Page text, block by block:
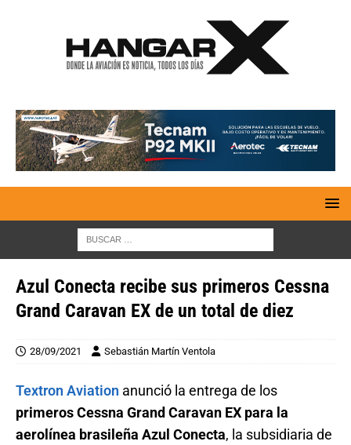
Azul Conecta recibe sus primeros Cessna
Grand Caravan EX de un total de diez
28/09/2021 Sebastián Martín Ventola
Textron Aviation anunció la entrega de los
primeros Cessna Grand Caravan EX para la
aerolínea brasileña Azul Conecta, la subsidiaria de